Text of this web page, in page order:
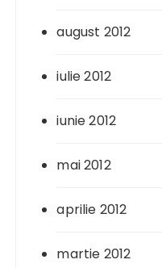
august 2012
iulie 2012
iunie 2012
mai 2012
aprilie 2012
martie 2012